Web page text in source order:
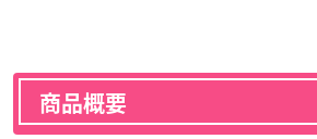
商品概要